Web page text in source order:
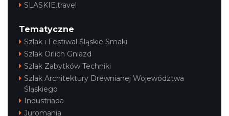
SLASKIE.travel
Tematyczne
Szlak i Festiwal Śląskie Smaki
Szlak Orlich Gniazd
Szlak Zabytków Techniki
Szlak Architektury Drewnianej Województwa
Śląskiego
Industriada
Juromania